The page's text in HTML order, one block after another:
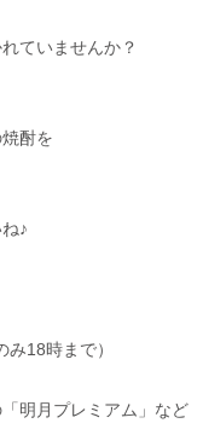
ていませんか？
酎を
♪
18時まで）
明月プレミアム」など